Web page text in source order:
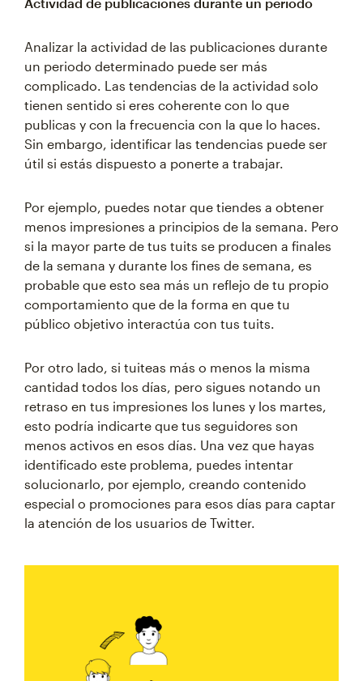
Analizar la actividad de las publicaciones durante
un periodo determinado puede ser más
complicado. Las tendencias de la actividad solo
tienen sentido si eres coherente con lo que
publicas y con la frecuencia con la que lo haces.
Sin embargo, identificar las tendencias puede ser
útil si estás dispuesto a ponerte a trabajar.
Por ejemplo, puedes notar que tiendes a obtener
menos impresiones a principios de la semana. Pero
si la mayor parte de tus tuits se producen a finales
de la semana y durante los fines de semana, es
probable que esto sea más un reflejo de tu propio
comportamiento que de la forma en que tu
público objetivo interactúa con tus tuits.
Por otro lado, si tuiteas más o menos la misma
cantidad todos los días, pero sigues notando un
retraso en tus impresiones los lunes y los martes,
esto podría indicarte que tus seguidores son
menos activos en esos días. Una vez que hayas
identificado este problema, puedes intentar
solucionarlo, por ejemplo, creando contenido
especial o promociones para esos días para captar
la atención de los usuarios de Twitter.